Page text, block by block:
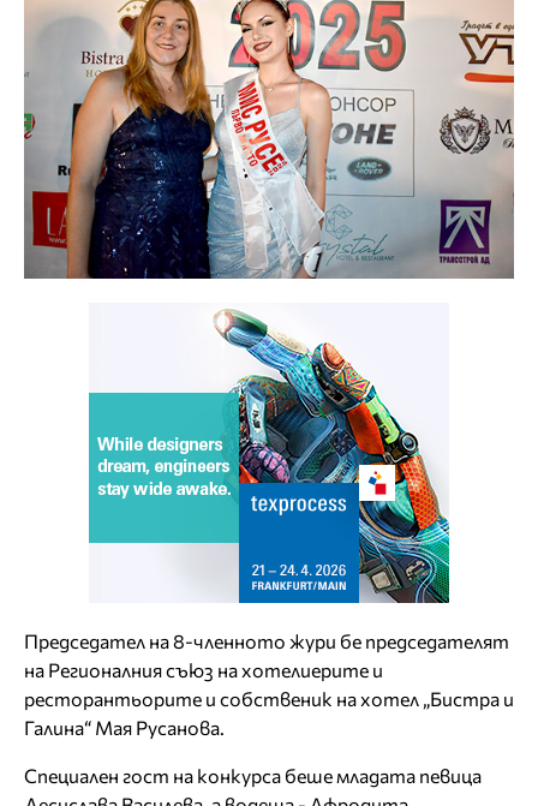
Председател на 8-членното жури бе председателят
на Регионалния съюз на хотелиерите и
ресторантьорите и собственик на хотел „Бистра и
Галина“ Мая Русанова.
Специален гост на конкурса беше младата певица